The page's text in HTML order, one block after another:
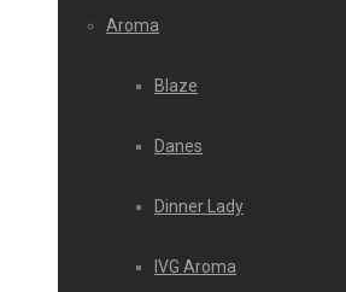
Aroma
Blaze
Danes
Dinner Lady
IVG Aroma